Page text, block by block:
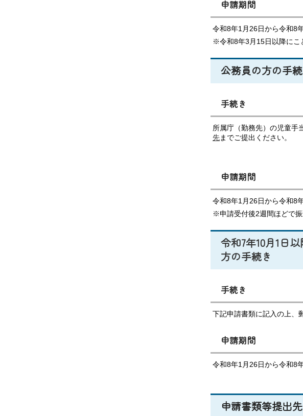
申請期間
令和8年1月26日から令和8
※令和8年3月15日以降にこ
公務員の方の手
手続き
所属庁（勤務先）の児童手
先までご提出ください。
申請期間
令和8年1月26日から令和8
※申請受付後2週間ほどで振
令和7年10月1日
方の手続き
手続き
下記申請書類に記入の上、
申請期間
令和8年1月26日から令和8
申請書類等提出先